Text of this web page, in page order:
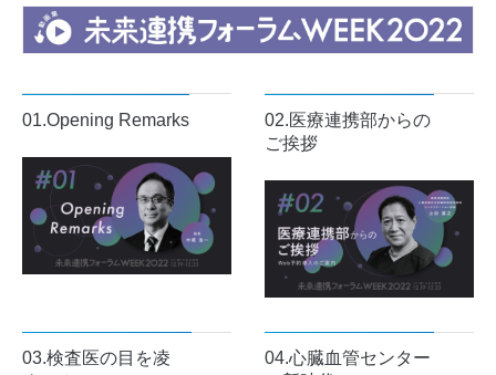
#心臓・血管 #放射線治療 #検査 #治験・臨床研究
#済生会 #私のイチオシ #肺炎 #脳卒中 #認知症
01.Opening Remarks
02.医療連携部からの
ご挨拶
03.検査医の目を凌
04.心臓血管センター